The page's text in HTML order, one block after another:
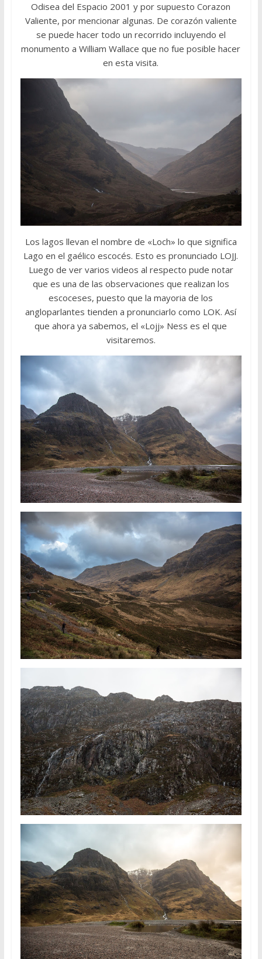
Odisea del Espacio 2001 y por supuesto Corazon
Valiente, por mencionar algunas. De corazón valiente
se puede hacer todo un recorrido incluyendo el
monumento a William Wallace que no fue posible hacer
en esta visita.
Los lagos llevan el nombre de «Loch» lo que significa
Lago en el gaélico escocés. Esto es pronunciado LOJJ.
Luego de ver varios videos al respecto pude notar
que es una de las observaciones que realizan los
escoceses, puesto que la mayoria de los
angloparlantes tienden a pronunciarlo como LOK. Así
que ahora ya sabemos, el «Lojj» Ness es el que
visitaremos.